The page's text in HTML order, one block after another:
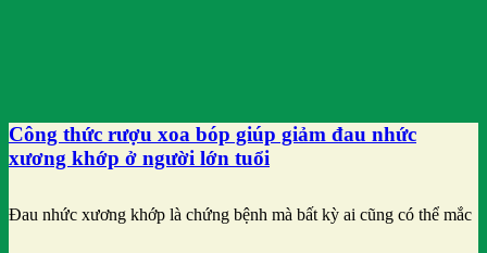
Công thức rượu xoa bóp giúp giảm đau nhức
xương khớp ở người lớn tuổi
Đau nhức xương khớp là chứng bệnh mà bất kỳ ai cũng có thể mắc